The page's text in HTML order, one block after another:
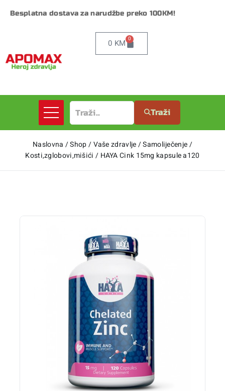
Besplatna dostava za narudžbe preko 100KM!
0 KM 0
Traži
Naslovna /Shop/Vaše zdravlje/Samoliječenje/
Kosti,zglobovi,mišići / HAYA Cink 15mg kapsule a120